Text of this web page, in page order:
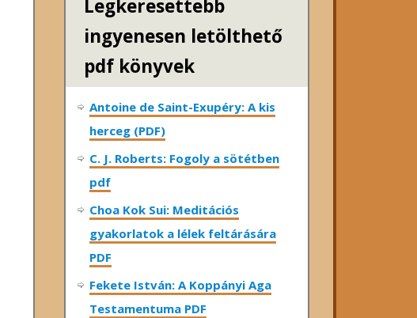
Legkeresettebb
ingyenesen letölthető
pdf könyvek
Antoine de Saint-Exupéry: A kis
herceg (PDF)
C. J. Roberts: Fogoly a sötétben
pdf
Choa Kok Sui: Meditációs
gyakorlatok a lélek feltárására
PDF
Fekete István: A Koppányi Aga
Testamentuma PDF